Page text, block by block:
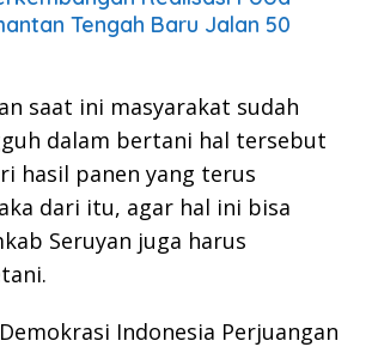
Tengah Baru Jalan 50
saat ini masyarakat sudah
dalam bertani hal tersebut
hasil panen yang terus
dari itu, agar hal ini bisa
Seruyan juga harus
Indonesia Perjuangan